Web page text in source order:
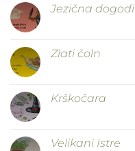
Jezična
Zlati čoln
Krškočara
Velikani Istre